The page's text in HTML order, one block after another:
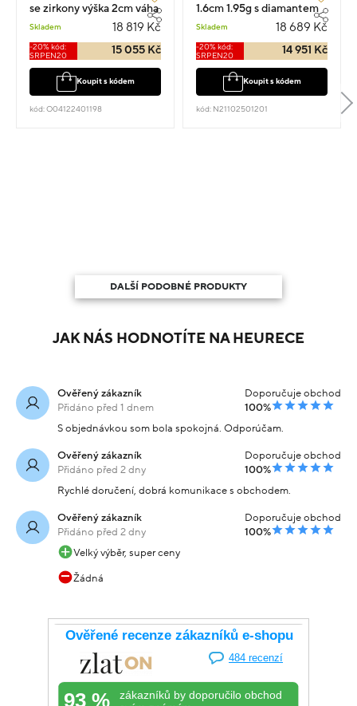
se zirkony výška 2cm váha
Skladem 18 819 Kč
-20% kód:
SRPEN20
15 055 Kč
Koupit s kódem
kód: O04122401198
1.6cm 1.95g s diamantem
Skladem 18 689 Kč
-20% kód:
SRPEN20
14 951 Kč
Koupit s kódem
kód: N21102501201
DALŠÍ PODOBNÉ PRODUKTY
JAK NÁS HODNOTÍTE NA HEURECE
Ověřený zákazník
Přidáno před 1 dnem
Doporučuje obchod
100%
S objednávkou som bola spokojná. Odporúčam.
Ověřený zákazník
Přidáno před 2 dny
Doporučuje obchod
100%
Rychlé doručení, dobrá komunikace s obchodem.
Ověřený zákazník
Přidáno před 2 dny
Doporučuje obchod
100%
Velký výběr, super ceny
Žádná